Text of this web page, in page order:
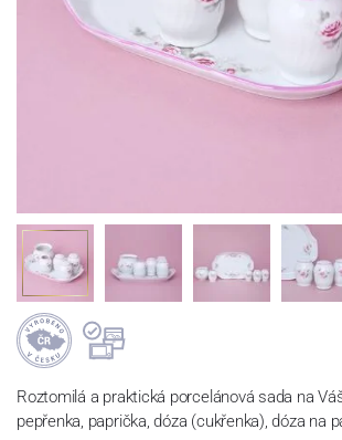
Roztomilá a praktická porcelánová sada na
pepřenka, paprička, dóza (cukřenka), dóza na